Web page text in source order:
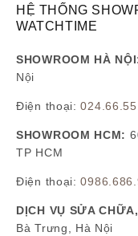
HỆ THỐNG
WATCHTIME
SHOWROOM HÀ
Nội
Điện thoại:
SHOWROOM HCM:
TP HCM
Điện thoại:
DỊCH VỤ SỬA
Bà Trưng, Hà Nội